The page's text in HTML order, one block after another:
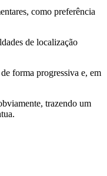
como preferência
de localização
forma progressiva e, em
trazendo um